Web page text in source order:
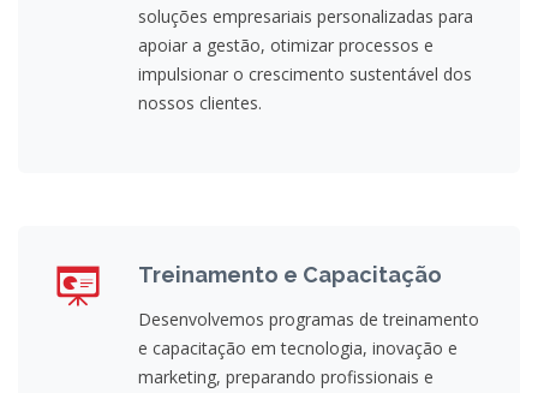
soluções empresariais personalizadas para
apoiar a gestão, otimizar processos e
impulsionar o crescimento sustentável dos
nossos clientes.
Treinamento e Capacitação
Desenvolvemos programas de treinamento
e capacitação em tecnologia, inovação e
marketing, preparando profissionais e